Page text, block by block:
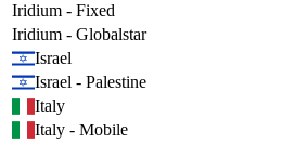
Iridium - Fixed
Iridium - Globalstar
Israel
Israel - Palestine
Italy
Italy - Mobile